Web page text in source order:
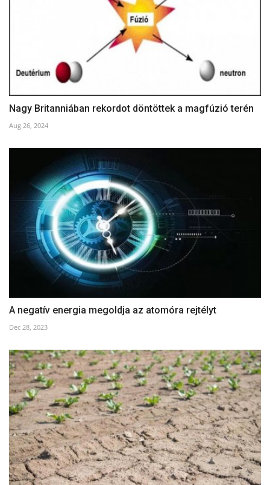
Nagy Britanniában rekordot döntöttek a magfúzió terén
Aug 26, 2024
A negatív energia megoldja az atomóra rejtélyt
Dec 28, 2023